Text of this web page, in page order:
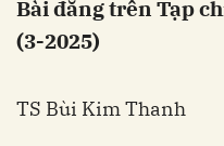
Bài đăng trên Tạp
(3-2025)
TS Bùi Kim Thanh